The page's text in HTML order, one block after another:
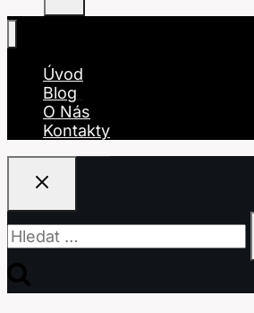
Úvod
Blog
O Nás
Kontakty
Vyhledávání